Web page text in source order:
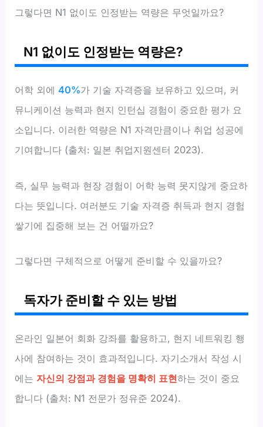
그렇다면 N1 없이도 인정받는 역량은 무엇일까요?
N1 없이도 인정받는 역량은?
어학 외에40%가 기술 자격증을 보유하고 있으며, 커
뮤니케이션 능력과 현지 인턴십 경험이 중요한 평가 요
소입니다. 이러한 역량은 N1 자격만큼이나 취업 성공에
기여합니다 (출처: 일본 취업지원센터 2023).
즉, 실무 능력과 현장 경험이 어학 능력 못지않게 중요하
다는 뜻입니다. 여러분도 기술 자격증 취득과 현지 경험
쌓기에 집중해 보는 건 어떨까요?
그렇다면 구체적으로 어떻게 준비할 수 있을까요?
독자가 준비할 수 있는 방법
온라인 일본어 회화 강좌를 활용하고, 현지 네트워킹 행
사에 참여하는 것이 효과적입니다. 자기소개서 작성 시
에는자신의 강점과 경험을 명확히 표현하는 것이 중요
합니다 (출처: N1 전문가 정유준 2024).